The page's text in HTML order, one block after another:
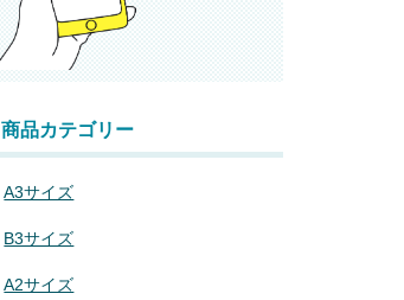
商品カテゴリー
A3サイズ
B3サイズ
A2サイズ